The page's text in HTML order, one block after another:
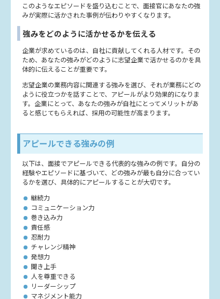
このようなエピソードを盛り込むことで、面接官にあなたの強
みが実際に活かされた事例が伝わりやすくなります。
強みをどのように活かせるかを伝える
企業が求めているのは、自社に貢献してくれる人材です。その
ため、あなたの強みがどのように志望企業で活かせるのかを具
体的に伝えることが重要です。
志望企業の業務内容に関連する強みを選び、それが業務にどの
ように役立つかを話すことで、アピールがより効果的になりま
す。企業にとって、あなたの強みが自社にとってメリットがあ
ると感じてもらえれば、採用の可能性が高まります。
アピールできる強みの例
以下は、面接でアピールできる代表的な強みの例です。自分の
経験やエピソードに基づいて、どの強みが最も自分に合ってい
るかを選び、具体的にアピールすることが大切です。
継続力
コミュニケーション力
巻き込み力
責任感
忍耐力
チャレンジ精神
発想力
聞き上手
人を尊重できる
リーダーシップ
マネジメント能力